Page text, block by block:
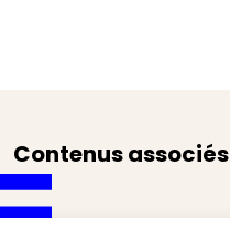
Contenus associés